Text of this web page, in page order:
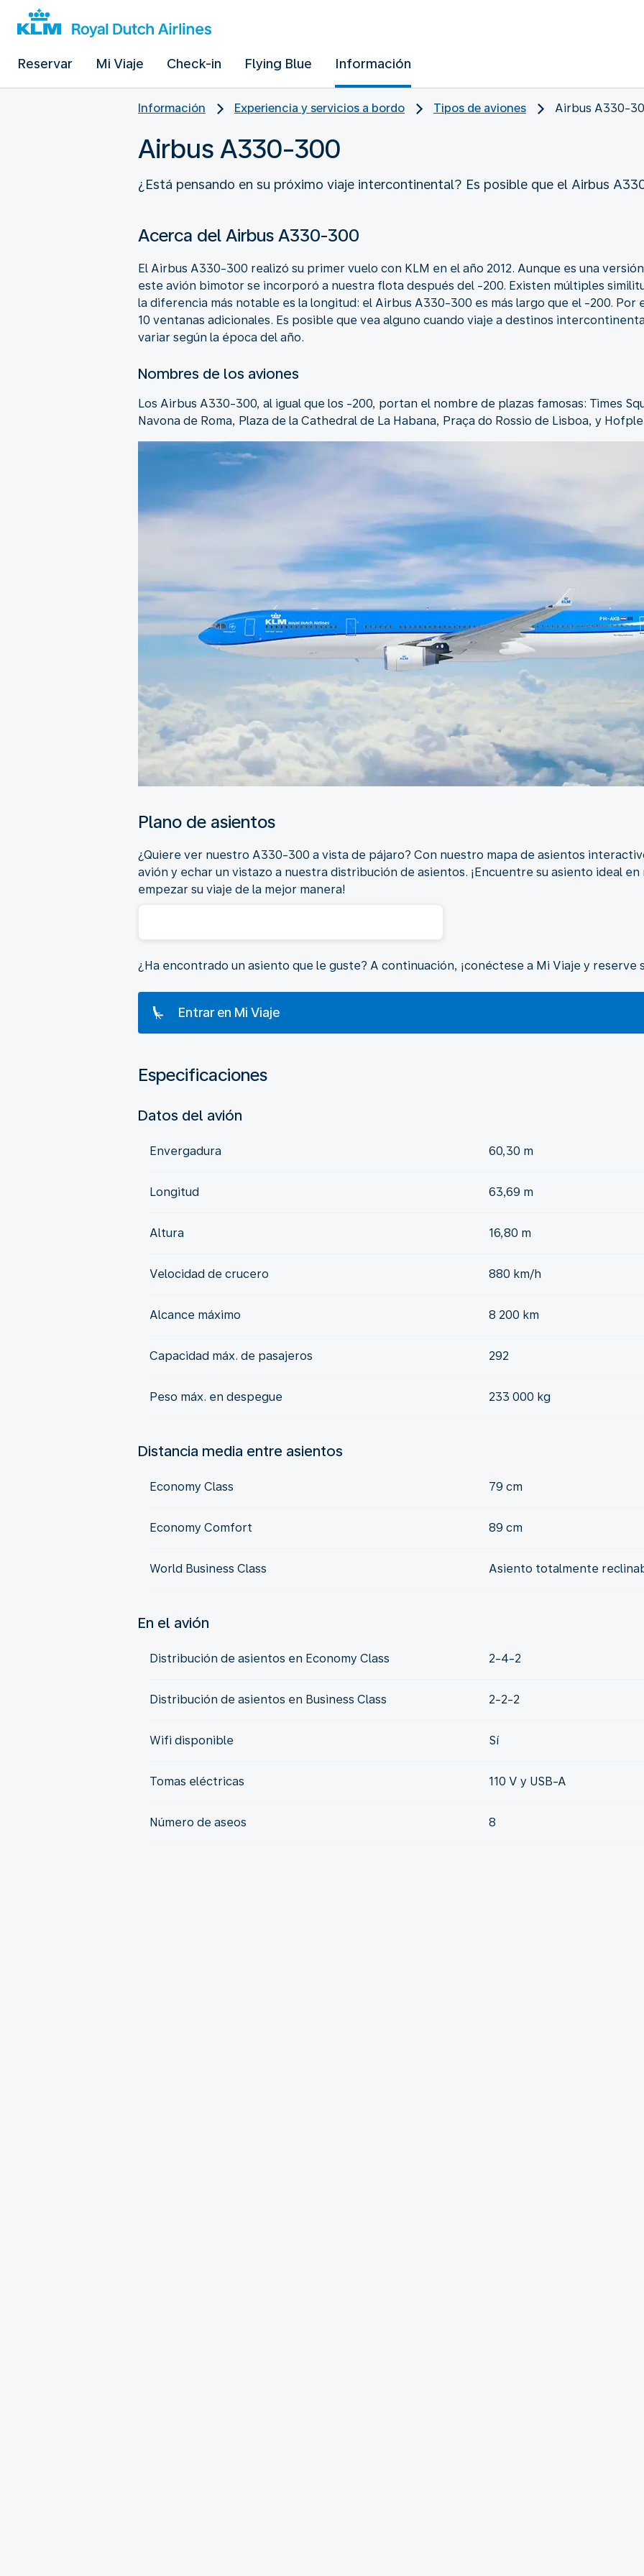
Reservar Mi Viaje Check-in Flying Blue Información
Información Experiencia y servicios a bordo Tipos de aviones Airbus A330-
Airbus A330-300
¿Está pensando en su próximo viaje intercontinental? Es posible que el Airbus
Acerca del Airbus A330-300
El Airbus A330-300 realizó su primer vuelo con KLM en el año 2012. Aunque es una
este avión bimotor se incorporó a nuestra flota después del -200. Existen múltiples
la diferencia más notable es la longitud: el Airbus A330-300 es más largo que el -200.
10 ventanas adicionales. Es posible que vea alguno cuando viaje a destinos
variar según la época del año.
Nombres de los aviones
Los Airbus A330-300, al igual que los -200, portan el nombre de plazas famosas: Times
Navona de Roma, Plaza de la Cathedral de La Habana, Praça do Rossio de Lisboa, y
Plano de asientos
¿Quiere ver nuestro A330-300 a vista de pájaro? Con nuestro mapa de asientos
avión y echar un vistazo a nuestra distribución de asientos. ¡Encuentre su asiento ideal
empezar su viaje de la mejor manera!
¿Ha encontrado un asiento que le guste? A continuación, ¡conéctese a Mi Viaje y reserve
Entrar en Mi Viaje
Especificaciones
Datos del avión
Envergadura 60,30 m
Longitud 63,69 m
Altura 16,80 m
Velocidad de crucero 880 km/h
Alcance máximo 8 200 km
Capacidad máx. de pasajeros 292
Peso máx. en despegue 233 000 kg
Distancia media entre asientos
Economy Class 79 cm
Economy Comfort 89 cm
World Business Class Asiento totalmente
En el avión
Distribución de asientos en Economy Class 2-4-2
Distribución de asientos en Business Class 2-2-2
Wifi disponible Sí
Tomas eléctricas 110 V y USB-A
Número de aseos 8